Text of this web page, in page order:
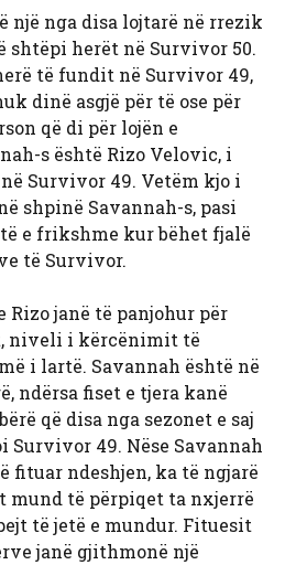
një nga disa lojtarë në rrezik
shtëpi herët në Survivor 50.
të fundit në Survivor 49,
dinë asgjë për të ose për
që di për lojën e
s është Rizo Velovic, i
Survivor 49. Vetëm kjo i
shpinë Savannah-s, pasi
e frikshme kur bëhet fjalë
të Survivor.
Rizo janë të panjohur për
niveli i kërcënimit të
i lartë. Savannah është në
ndërsa fiset e tjera kanë
që disa nga sezonet e saj
Survivor 49. Nëse Savannah
fituar ndeshjen, ka të ngjarë
mund të përpiqet ta nxjerrë
të jetë e mundur. Fituesit
janë gjithmonë një